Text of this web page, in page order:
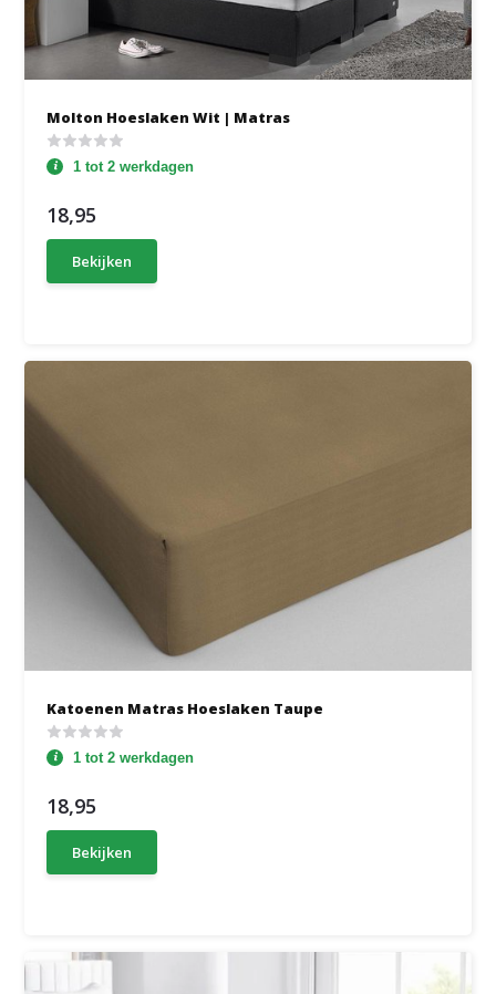
Molton Hoeslaken Wit | Matras
1 tot 2 werkdagen
18,95
Bekijken
Katoenen Matras Hoeslaken Taupe
1 tot 2 werkdagen
18,95
Bekijken